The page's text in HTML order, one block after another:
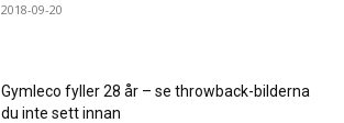
2018-09-20
Gymleco fyller 28 år – se throwback-bilderna
du inte sett innan